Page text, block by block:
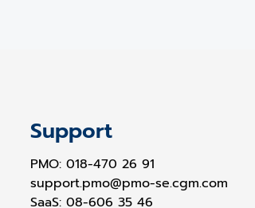
Support
PMO: 018-470 26 91
support.pmo@pmo-se.cgm.com
SaaS: 08-606 35 46